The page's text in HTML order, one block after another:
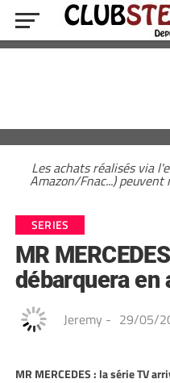
Les achats réalisés via
Amazon/Fnac...)
SERIES
MR
débarquera en
Jeremy - 29/05/
MR MERCEDES : la série TV